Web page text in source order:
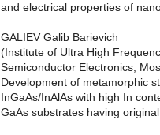
and electrical properties of
GALIEV Galib Barievich
(Institute of Ultra High
Semiconductor Electronics,
Development of metamorphic
InGaAs/InAlAs with high In
GaAs substrates having